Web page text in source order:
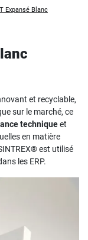
Expansé Blanc
et recyclable,
sur le marché, ce
techniqueet
en matière
est utilisé
les ERP.